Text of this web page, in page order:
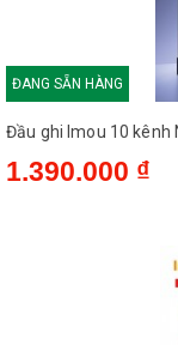
ĐANG SẴN HÀNG
Đầu ghi Imou 10 kênh
1.390.000 ₫